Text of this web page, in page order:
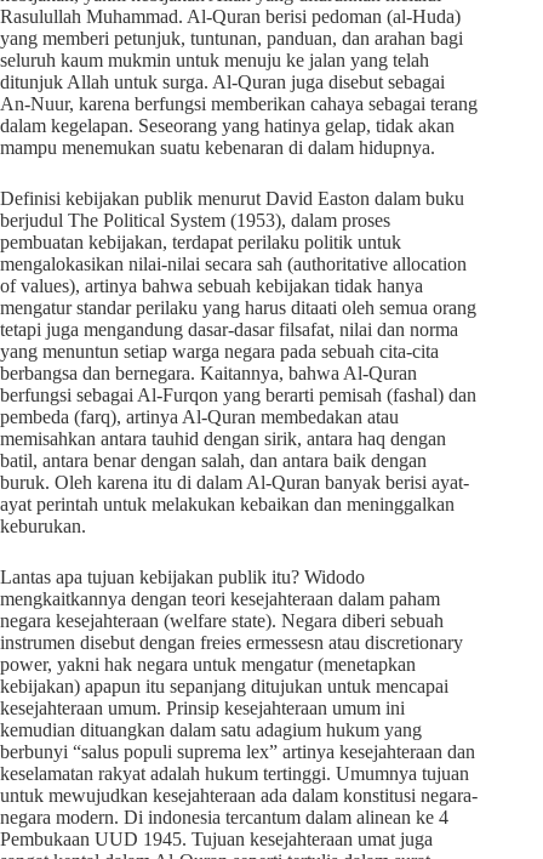
Rasulullah Muhammad. Al-Quran berisi pedoman (al-Huda)
yang memberi petunjuk, tuntunan, panduan, dan arahan bagi
seluruh kaum mukmin untuk menuju ke jalan yang telah
ditunjuk Allah untuk surga. Al-Quran juga disebut sebagai
An-Nuur, karena berfungsi memberikan cahaya sebagai terang
dalam kegelapan. Seseorang yang hatinya gelap, tidak akan
mampu menemukan suatu kebenaran di dalam hidupnya.
Definisi kebijakan publik menurut David Easton dalam buku
berjudul The Political System (1953), dalam proses
pembuatan kebijakan, terdapat perilaku politik untuk
mengalokasikan nilai-nilai secara sah (authoritative allocation
of values), artinya bahwa sebuah kebijakan tidak hanya
mengatur standar perilaku yang harus ditaati oleh semua orang
tetapi juga mengandung dasar-dasar filsafat, nilai dan norma
yang menuntun setiap warga negara pada sebuah cita-cita
berbangsa dan bernegara. Kaitannya, bahwa Al-Quran
berfungsi sebagai Al-Furqon yang berarti pemisah (fashal) dan
pembeda (farq), artinya Al-Quran membedakan atau
memisahkan antara tauhid dengan sirik, antara haq dengan
batil, antara benar dengan salah, dan antara baik dengan
buruk. Oleh karena itu di dalam Al-Quran banyak berisi ayat-
ayat perintah untuk melakukan kebaikan dan meninggalkan
keburukan.
Lantas apa tujuan kebijakan publik itu? Widodo
mengkaitkannya dengan teori kesejahteraan dalam paham
negara kesejahteraan (welfare state). Negara diberi sebuah
instrumen disebut dengan freies ermessesn atau discretionary
power, yakni hak negara untuk mengatur (menetapkan
kebijakan) apapun itu sepanjang ditujukan untuk mencapai
kesejahteraan umum. Prinsip kesejahteraan umum ini
kemudian dituangkan dalam satu adagium hukum yang
berbunyi “salus populi suprema lex” artinya kesejahteraan dan
keselamatan rakyat adalah hukum tertinggi. Umumnya tujuan
untuk mewujudkan kesejahteraan ada dalam konstitusi negara-
negara modern. Di indonesia tercantum dalam alinean ke 4
Pembukaan UUD 1945. Tujuan kesejahteraan umat juga